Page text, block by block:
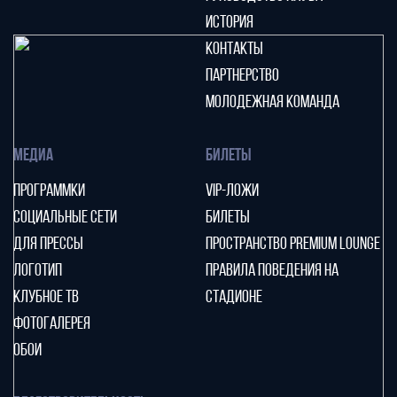
ИСТОРИЯ
КОНТАКТЫ
ПАРТНЕРСТВО
МОЛОДЕЖНАЯ КОМАНДА
МЕДИА
ПРОГРАММКИ
СОЦИАЛЬНЫЕ СЕТИ
ДЛЯ ПРЕССЫ
ЛОГОТИП
КЛУБНОЕ ТВ
ФОТОГАЛЕРЕЯ
ОБОИ
БИЛЕТЫ
VIP-ЛОЖИ
БИЛЕТЫ
ПРОСТРАНСТВО PREMIUM LOUNGE
ПРАВИЛА ПОВЕДЕНИЯ НА
СТАДИОНЕ